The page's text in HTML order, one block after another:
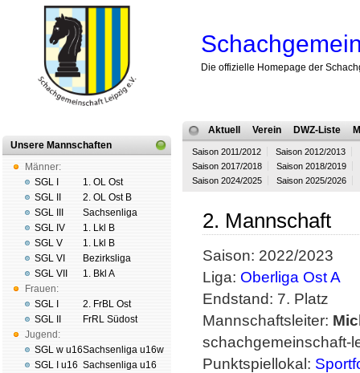
Die offizielle Homepage der
Unsere Mannschaften
Männer:
SGL I
SGL II
SGL III
SGL IV
SGL V
SGL VI
SGL VII
Frauen:
SGL I
SGL II
Jugend:
SGL w u16
SGL I u16
1. OL Ost
2. OL Ost B
Sachsenliga
1. Lkl B
1. Lkl B
Bezirksliga
1. Bkl A
2. FrBL Ost
FrRL Südost
Sachsenliga u16w
Sachsenliga u16
Aktuell Verein DWZ-Liste
Saison 2011/2012
Saison 2012/2013
Saison 2017/2018
Saison 2018/2019
Saison 2024/2025
Saison 2025/2026
2. Mannschaft
Saison: 2022/2023
Liga: Oberliga Ost A
Endstand: 7. Platz
Mannschaftsleiter:
schachgemeinschaft-
Punktspiellokal: